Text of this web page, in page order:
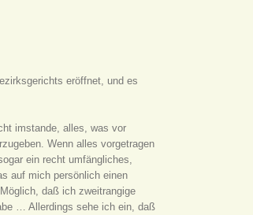
eröffnet, und es
imstande, alles, was vor
Wenn alles vorgetragen
ein recht umfängliches,
auf mich persönlich einen
daß ich zweitrangige
… Allerdings sehe ich ein, daß